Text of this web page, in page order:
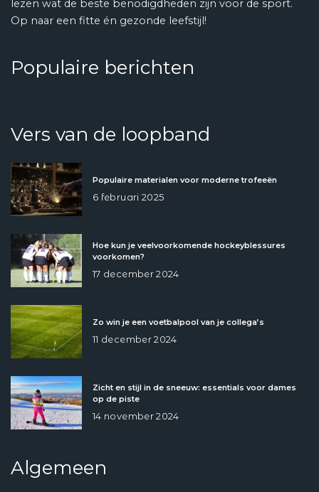
lezen wat de beste benodigdheden zijn voor de sport.
Op naar een fitte én gezonde leefstijl!
Populaire berichten
Vers van de loopband
Populaire materialen voor moderne trofeeën
6 februari 2025
Hoe kun je veelvoorkomende hockeyblessures
voorkomen?
17 december 2024
Zo win je een voetbalpool van je collega’s
11 december 2024
Zicht en stijl in de sneeuw: essentials voor dames
op de piste
14 november 2024
Algemeen